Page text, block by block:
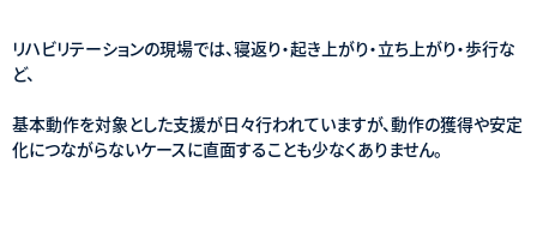
リハビリテーションの現場では、寝返り・起き上がり・立ち上がり・歩行な
ど、
基本動作を対象とした支援が日々行われていますが、動作の獲得や安定
化につながらないケースに直面することも少なくありません。